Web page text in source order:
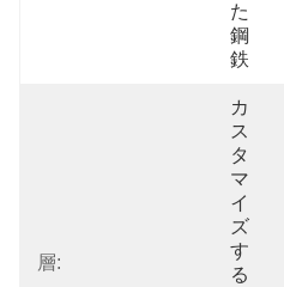
た
鋼
鉄
層:
カ
ス
タ
マ
イ
ズ
す
る